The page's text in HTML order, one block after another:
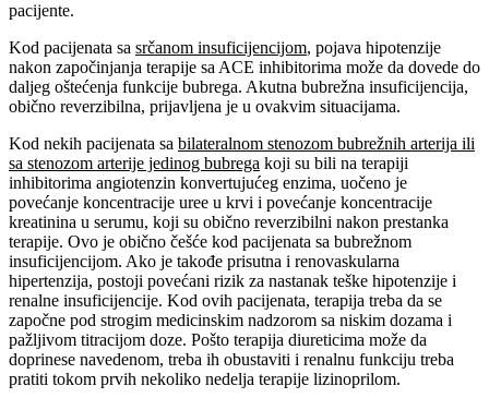
pacijente.
Kod pacijenata sa srčanom insuficijencijom, pojava hipotenzije
nakon započinjanja terapije sa ACE inhibitorima može da dovede do
daljeg oštećenja funkcije bubrega. Akutna bubrežna insuficijencija,
obično reverzibilna, prijavljena je u ovakvim situacijama.
Kod nekih pacijenata sa bilateralnom stenozom bubrežnih arterija ili
sa stenozom arterije jedinog bubrega koji su bili na terapiji
inhibitorima angiotenzin konvertujućeg enzima, uočeno je
povećanje koncentracije uree u krvi i povećanje koncentracije
kreatinina u serumu, koji su obično reverzibilni nakon prestanka
terapije. Ovo je obično češće kod pacijenata sa bubrežnom
insuficijencijom. Ako je takođe prisutna i renovaskularna
hipertenzija, postoji povećani rizik za nastanak teške hipotenzije i
renalne insuficijencije. Kod ovih pacijenata, terapija treba da se
započne pod strogim medicinskim nadzorom sa niskim dozama i
pažljivom titracijom doze. Pošto terapija diureticima može da
doprinese navedenom, treba ih obustaviti i renalnu funkciju treba
pratiti tokom prvih nekoliko nedelja terapije lizinoprilom.